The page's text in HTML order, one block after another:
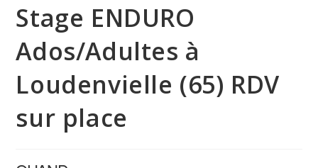
Stage ENDURO
Ados/Adultes à
Loudenvielle (65) RDV
sur place